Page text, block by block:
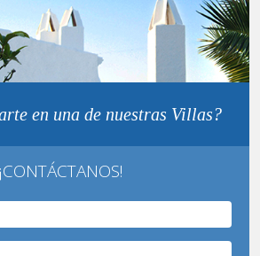
en una de nuestras Villas?
¡CONTÁCTANOS!